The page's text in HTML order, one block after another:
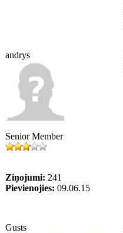
andrys
Senior Member
Ziņojumi: 241
Pievienojies: 09.06.15
Gusts